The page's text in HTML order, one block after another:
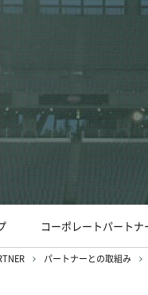
コーポレートパートナ
パートナーとの取組み